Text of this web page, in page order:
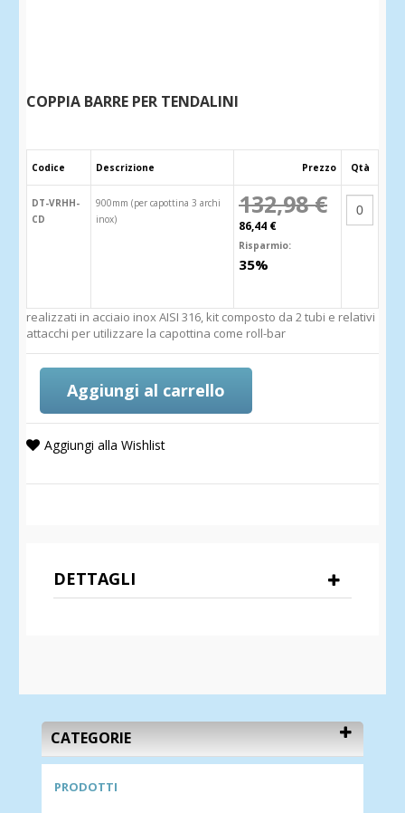
COPPIA BARRE PER TENDALINI
Codice Descrizione Prezzo Qtà
DT-VRHH-
CD
900mm (per capottina 3 archi
inox)
132,98 €
86,44 €
Risparmio:
35%
realizzati in acciaio inox AISI 316, kit composto da 2 tubi e relativi
attacchi per utilizzare la capottina come roll-bar
Aggiungi al carrello
Aggiungi alla Wishlist
DETTAGLI
CATEGORIE
PRODOTTI